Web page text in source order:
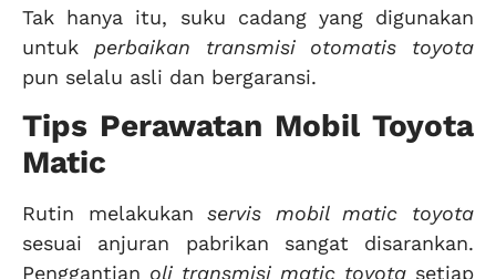
Tak hanya itu, suku cadang yang digunakan
untuk perbaikan transmisi otomatis toyota
pun selalu asli dan bergaransi.
Tips Perawatan Mobil Toyota
Matic
Rutin melakukanservis mobil matic toyota
sesuai anjuran pabrikan sangat disarankan.
Penggantian oli transmisi matic toyota setiap